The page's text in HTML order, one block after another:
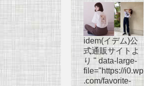
idem(イデム)公
式通販サイトよ
り " data-large-
file="https://i0.wp
.com/favorite-